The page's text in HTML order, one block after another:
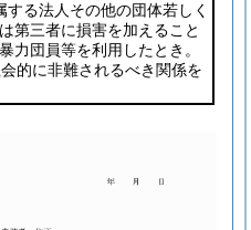
る法人その他の団体若しく
第三者に損害を加えること
力団員等を利用したとき。
的に非難されるべき関係を